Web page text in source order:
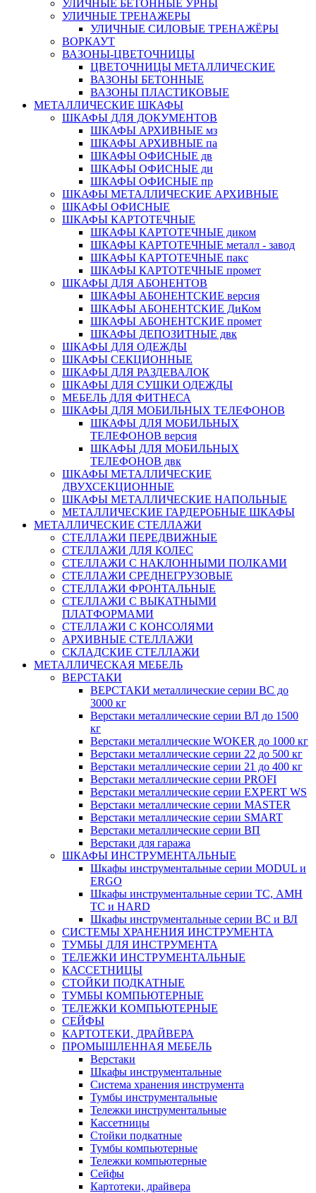
УЛИЧНЫЕ БЕТОННЫЕ УРНЫ
УЛИЧНЫЕ ТРЕНАЖЕРЫ
УЛИЧНЫЕ СИЛОВЫЕ ТРЕНАЖЁРЫ
ВОРКАУТ
ВАЗОНЫ-ЦВЕТОЧНИЦЫ
ЦВЕТОЧНИЦЫ МЕТАЛЛИЧЕСКИЕ
ВАЗОНЫ БЕТОННЫЕ
ВАЗОНЫ ПЛАСТИКОВЫЕ
МЕТАЛЛИЧЕСКИЕ ШКАФЫ
ШКАФЫ ДЛЯ ДОКУМЕНТОВ
ШКАФЫ АРХИВНЫЕ мз
ШКАФЫ АРХИВНЫЕ па
ШКАФЫ ОФИСНЫЕ дв
ШКАФЫ ОФИСНЫЕ ди
ШКАФЫ ОФИСНЫЕ пр
ШКАФЫ МЕТАЛЛИЧЕСКИЕ АРХИВНЫЕ
ШКАФЫ ОФИСНЫЕ
ШКАФЫ КАРТОТЕЧНЫЕ
ШКАФЫ КАРТОТЕЧНЫЕ диком
ШКАФЫ КАРТОТЕЧНЫЕ металл - завод
ШКАФЫ КАРТОТЕЧНЫЕ пакс
ШКАФЫ КАРТОТЕЧНЫЕ промет
ШКАФЫ ДЛЯ АБОНЕНТОВ
ШКАФЫ АБОНЕНТСКИЕ версия
ШКАФЫ АБОНЕНТСКИЕ ДиКом
ШКАФЫ АБОНЕНТСКИЕ промет
ШКАФЫ ДЕПОЗИТНЫЕ двк
ШКАФЫ ДЛЯ ОДЕЖДЫ
ШКАФЫ СЕКЦИОННЫЕ
ШКАФЫ ДЛЯ РАЗДЕВАЛОК
ШКАФЫ ДЛЯ СУШКИ ОДЕЖДЫ
МЕБЕЛЬ ДЛЯ ФИТНЕСА
ШКАФЫ ДЛЯ МОБИЛЬНЫХ ТЕЛЕФОНОВ
ШКАФЫ ДЛЯ МОБИЛЬНЫХ
ТЕЛЕФОНОВ версия
ШКАФЫ ДЛЯ МОБИЛЬНЫХ
ТЕЛЕФОНОВ двк
ШКАФЫ МЕТАЛЛИЧЕСКИЕ
ДВУХСЕКЦИОННЫЕ
ШКАФЫ МЕТАЛЛИЧЕСКИЕ НАПОЛЬНЫЕ
МЕТАЛЛИЧЕСКИЕ ГАРДЕРОБНЫЕ ШКАФЫ
МЕТАЛЛИЧЕСКИЕ СТЕЛЛАЖИ
СТЕЛЛАЖИ ПЕРЕДВИЖНЫЕ
СТЕЛЛАЖИ ДЛЯ КОЛЕС
СТЕЛЛАЖИ С НАКЛОННЫМИ ПОЛКАМИ
СТЕЛЛАЖИ СРЕДНЕГРУЗОВЫЕ
СТЕЛЛАЖИ ФРОНТАЛЬНЫЕ
СТЕЛЛАЖИ С ВЫКАТНЫМИ
ПЛАТФОРМАМИ
СТЕЛЛАЖИ С КОНСОЛЯМИ
АРХИВНЫЕ СТЕЛЛАЖИ
СКЛАДСКИЕ СТЕЛЛАЖИ
МЕТАЛЛИЧЕСКАЯ МЕБЕЛЬ
ВЕРСТАКИ
ВЕРСТАКИ металлические серии ВС до
3000 кг
Верстаки металлические серии ВЛ до 1500
кг
Верстаки металлические WOKER до 1000 кг
Верстаки металлические серии 22 до 500 кг
Верстаки металлические серии 21 до 400 кг
Верстаки металлические серии PROFI
Верстаки металлические серии EXPERT WS
Верстаки металлические серии MASTER
Верстаки металлические серии SMART
Верстаки металлические серии ВП
Верстаки для гаража
ШКАФЫ ИНСТРУМЕНТАЛЬНЫЕ
Шкафы инструментальные серии MODUL и
ERGO
Шкафы инструментальные серии ТС, АМН
ТС и HARD
Шкафы инструментальные серии ВС и ВЛ
СИСТЕМЫ ХРАНЕНИЯ ИНСТРУМЕНТА
ТУМБЫ ДЛЯ ИНСТРУМЕНТА
ТЕЛЕЖКИ ИНСТРУМЕНТАЛЬНЫЕ
КАССЕТНИЦЫ
СТОЙКИ ПОДКАТНЫЕ
ТУМБЫ КОМПЬЮТЕРНЫЕ
ТЕЛЕЖКИ КОМПЬЮТЕРНЫЕ
СЕЙФЫ
КАРТОТЕКИ, ДРАЙВЕРА
ПРОМЫШЛЕННАЯ МЕБЕЛЬ
Верстаки
Шкафы инструментальные
Система хранения инструмента
Тумбы инструментальные
Тележки инструментальные
Кассетницы
Стойки подкатные
Тумбы компьютерные
Тележки компьютерные
Сейфы
Картотеки, драйвера